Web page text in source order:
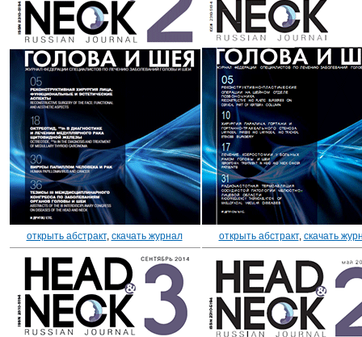
открыть абстракт, скачать журнал открыть абстракт, скачать